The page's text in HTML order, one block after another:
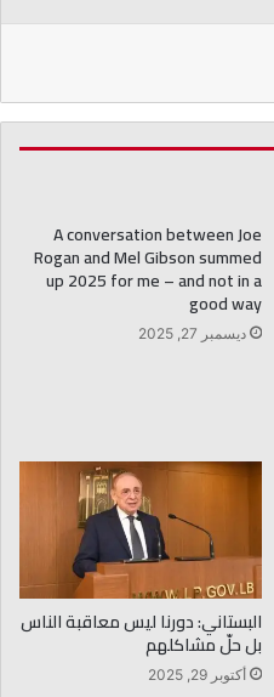
A conversation between Joe
Rogan and Mel Gibson summed
up 2025 for me – and not in a
good way
ديسمبر 27, 2025
البستاني: دورنا ليس معاقبة الناس
بل حلّ مشاكلهم
أكتوبر 29, 2025